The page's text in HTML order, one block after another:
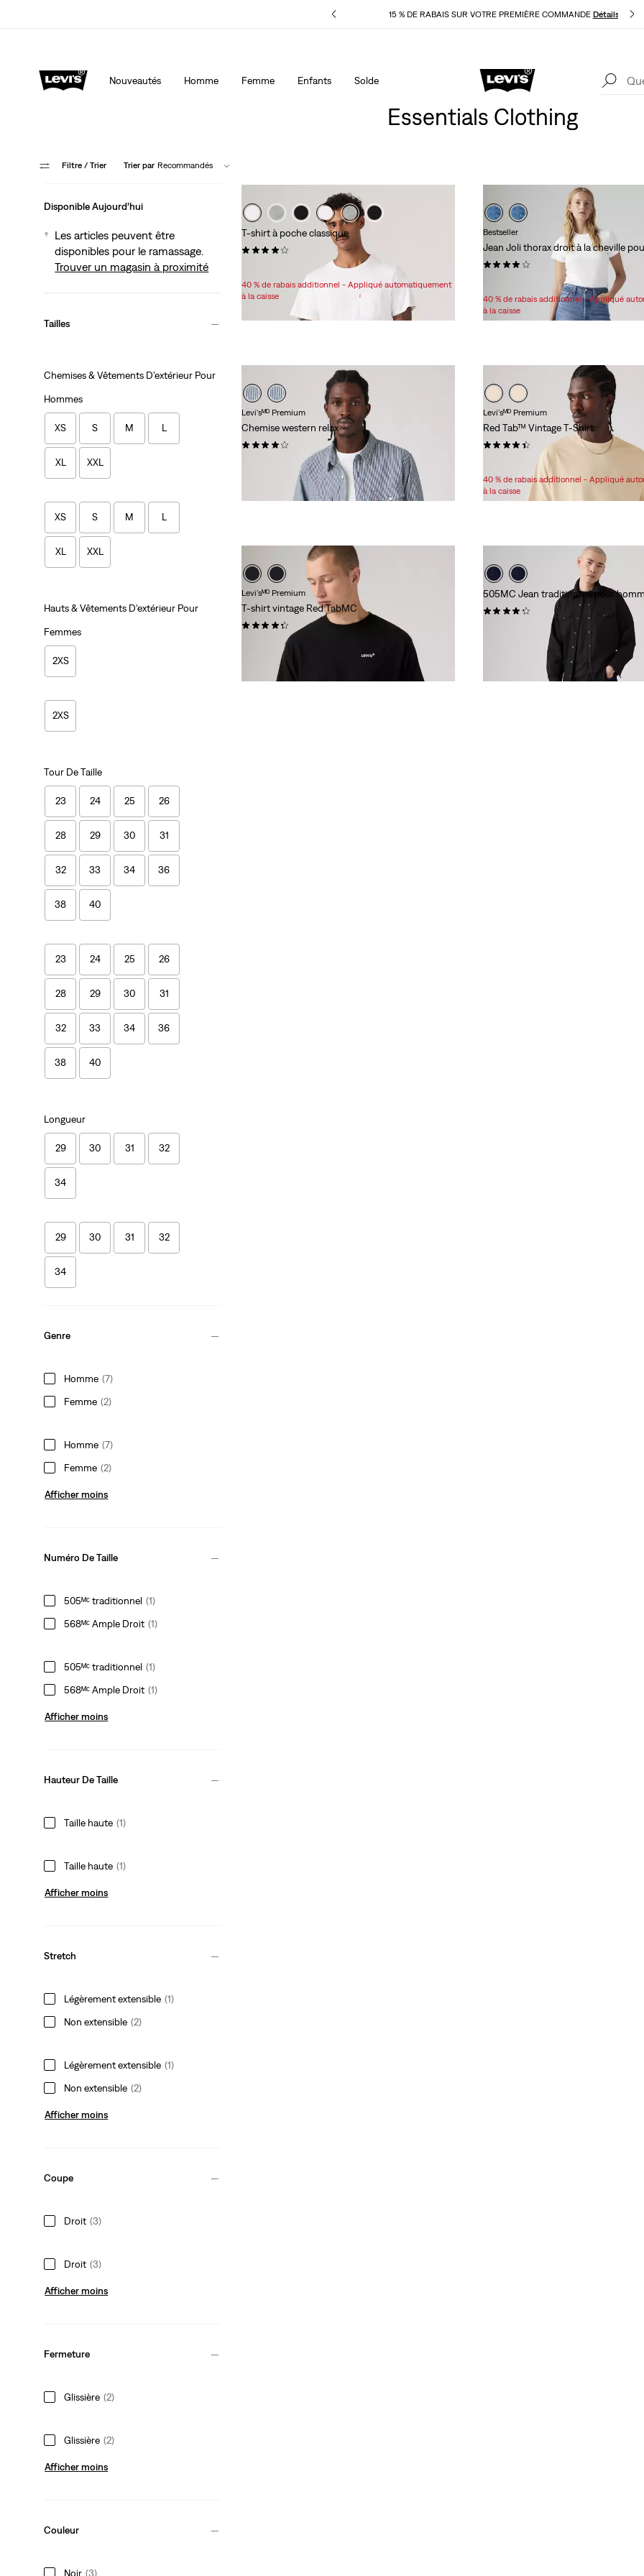
15 % DE RABAIS SUR VOTRE PREMIÈRE COMMANDE Détails
40 % DE RABAIS ADDITIONNEL SUR LES SOLDES. Appliqué
Nouveautés Homme Femme Enfants Solde40 % DE RABAIS ADDITIONNEL SUR LES SOLDES. Appliqué
automatiquement à la caisse.
Détails
Essentials Clothing
Filtre / Trier Trier par Recommandés
Disponible Aujourd’hui
Les articles peuvent être
disponibles pour le ramassage.
Trouver un magasin à proximité
Tailles
Chemises & Vêtements D'extérieur Pour
Hommes
XS S M L
XL XXL
XS S M L
XL XXL
Hauts & Vêtements D'extérieur Pour
Femmes
2XS
2XS
Tour De Taille
23 24 25 26
28 29 30 31
32 33 34 36
38 40
23 24 25 26
28 29 30 31
32 33 34 36
38 40
Longueur
29 30 31 32
34
29 30 31 32
34
Genre
Homme (7)
Femme (2)
Homme (7)
Femme (2)
Afficher moins
Numéro De Taille
505ᴹᶜ traditionnel (1)
568ᴹᶜ Ample Droit (1)
505ᴹᶜ traditionnel (1)
568ᴹᶜ Ample Droit (1)
Afficher moins
Hauteur De Taille
Taille haute (1)
Taille haute (1)
Afficher moins
Stretch
Légèrement extensible (1)
Non extensible (2)
Légèrement extensible (1)
Non extensible (2)
Afficher moins
Coupe
Droit (3)
Droit (3)
Afficher moins
Fermeture
Glissière (2)
Glissière (2)
Afficher moins
Couleur
Noir (3)
T-shirt à poche classique
Price
is
Price
was
40 % de rabais additionnel - Appliqué automatiquement
à la caisse
Bestseller
Jean Joli thorax droit à la cheville
(1189)
Price
is
Price
40 % de rabais additionnel - Appliqué
à la caisse
Levi'sᴹᴰ Premium
Chemise western relax
Levi'sᴹᴰ Premium
Red Tab™ Vintage T-Shirt
(96)
Price
is
Original
Price
was
35,00 $
40 % de rabais additionnel - Appliqué
à la caisse
Levi'sᴹᴰ Premium
T-shirt vintage Red TabMC
(152)
505MC Jean traditionnel pour
(5957)